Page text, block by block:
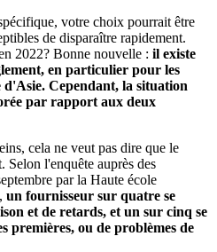
votre choix pourrait être
de disparaître rapidement.
2022? Bonne nouvelle : il existe
en particulier pour les
Cependant, la situation
par rapport aux deux
cela ne veut pas dire que le
Selon l'enquête auprès des
par la Haute école
un fournisseur sur quatre se
et de retards, et un sur cinq se
premières, ou de problèmes de